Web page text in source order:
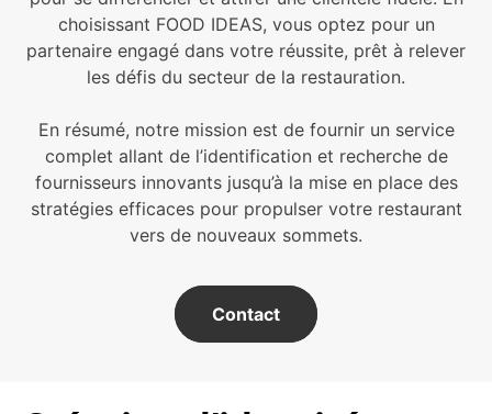
choisissant FOOD IDEAS, vous optez pour un
partenaire engagé dans votre réussite, prêt à relever
les défis du secteur de la restauration.
En résumé, notre mission est de fournir un service
complet allant de l’identification et recherche de
fournisseurs innovants jusqu’à la mise en place des
stratégies efficaces pour propulser votre restaurant
vers de nouveaux sommets.
Contact